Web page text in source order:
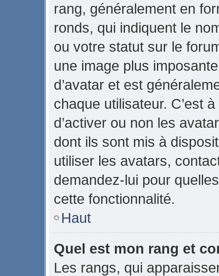
rang, généralement en
ronds, qui indiquent le
ou votre statut sur le
une image plus
d’avatar et est
chaque utilisateur. C’est
d’activer ou non les
dont ils sont mis à
utiliser les avatars,
demandez-lui pour
cette fonctionnalité.
Haut
Quel est mon rang et
Les rangs, qui